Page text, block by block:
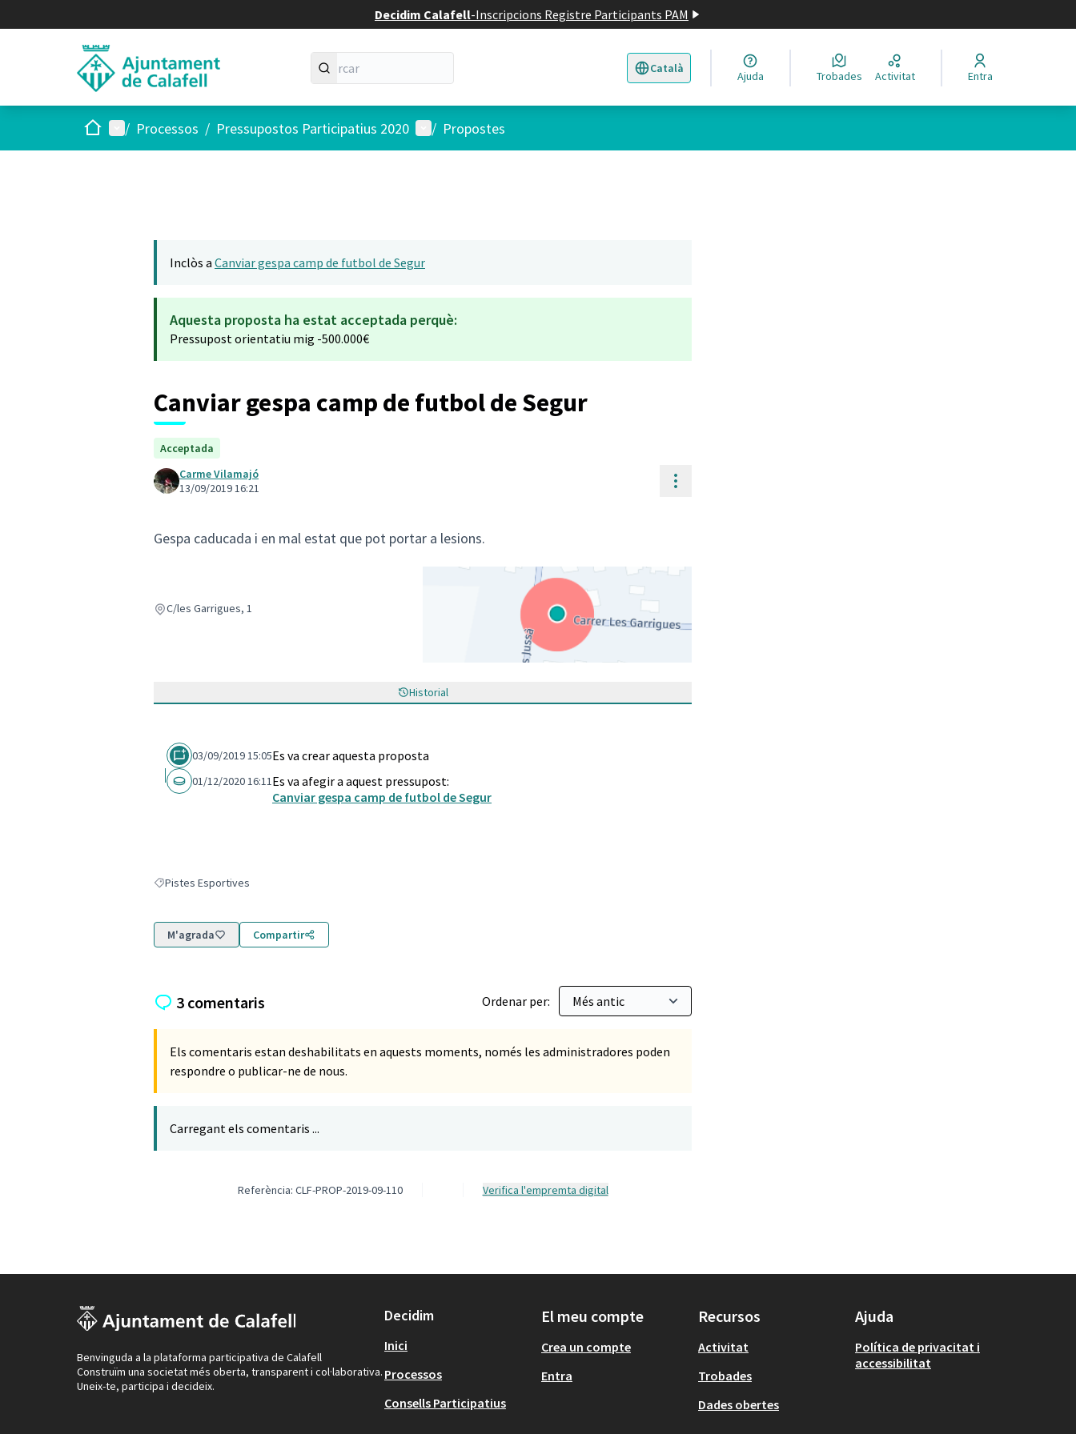
Decidim Calafell-Inscripcions Registre Participants PAM
Català
Triar la llengua Elegir el idioma
Ajuda Trobades Activitat Entra
Inici Menú principal
/ Processos / Pressupostos Participatius 2020 Menú d'usuari
/ Propostes
Inclòs a Canviar gespa camp de futbol de Segur
Aquesta proposta ha estat acceptada perquè:
Pressupost orientatiu mig -500.000€
Canviar gespa camp de futbol de Segur
Acceptada
Carme Vilamajó
13/09/2019 16:21
Controls de recursos
Gespa caducada i en mal estat que pot portar a lesions.
C/les Garrigues, 1
Historial
03/09/2019 15:05Es va crear aquesta proposta
01/12/2020 16:11Es va afegir a aquest pressupost:
Canviar gespa camp de futbol de Segur
Resultats en filtrar per: Pistes Esportives
Pistes Esportives
M'agrada Compartir
3 comentaris Ordenar per:
Els comentaris estan deshabilitats en aquests moments, només les administradores poden
respondre o publicar-ne de nous.
Carregant els comentaris ...
Referència: CLF-PROP-2019-09-110 Verifica l'empremta digital
Benvinguda a la plataforma participativa de Calafell
Construïm una societat més oberta, transparent i col·laborativa.
Uneix-te, participa i decideix.
Decidim
Inici
Processos
Consells Participatius
El meu compte
Crea un compte
Entra
Recursos
Activitat
Trobades
Dades obertes
Ajuda
Política de privacitat i
accessibilitat